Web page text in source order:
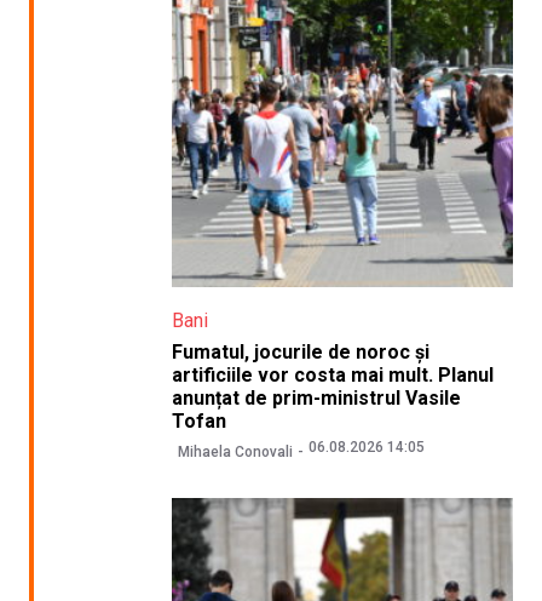
Bani
Fumatul, jocurile de noroc și
artificiile vor costa mai mult. Planul
anunțat de prim-ministrul Vasile
Tofan
Mihaela Conovali 06.08.2026 14:05